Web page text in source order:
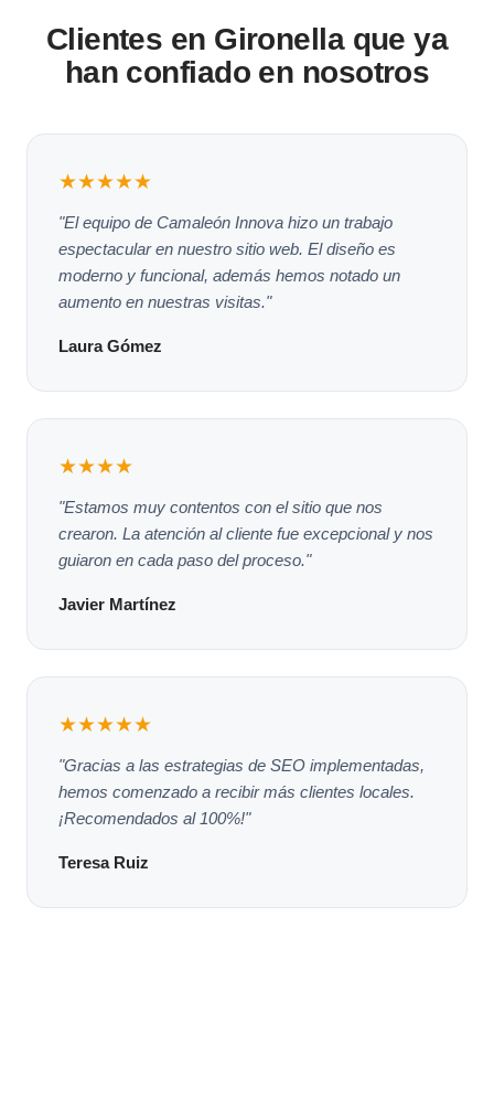
Clientes en Gironella que ya
han confiado en nosotros
★★★★★
"El equipo de Camaleón Innova hizo un trabajo
espectacular en nuestro sitio web. El diseño es
moderno y funcional, además hemos notado un
aumento en nuestras visitas."
Laura Gómez
★★★★
"Estamos muy contentos con el sitio que nos
crearon. La atención al cliente fue excepcional y nos
guiaron en cada paso del proceso."
Javier Martínez
★★★★★
"Gracias a las estrategias de SEO implementadas,
hemos comenzado a recibir más clientes locales.
¡Recomendados al 100%!"
Teresa Ruiz